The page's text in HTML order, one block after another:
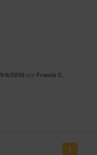
9/6/2026 por Francis C.
1